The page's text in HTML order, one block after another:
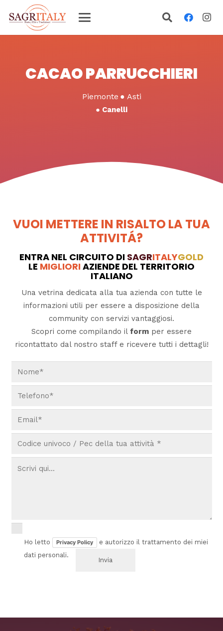
CACAO PARRUCCHIERI
Piemonte ● Asti
● Canelli
VUOI METTERE IN RISALTO LA TUA
ATTIVITÁ?
ENTRA NEL CIRCUITO DI SAGRITALYGOLD
LE MIGLIORIAZIENDE DEL TERRITORIO
ITALIANO
Una vetrina dedicata alla tua azienda con tutte le
informazioni utili per essere a disposizione della
community con servizi vantaggiosi.
Scopri come compilando il form per essere
ricontattato dal nostro staff e ricevere tutti i dettagli!
Ho letto Privacy Policy
e autorizzo il trattamento dei miei
dati personali.